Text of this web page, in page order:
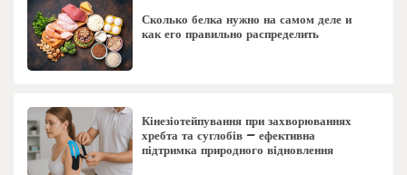
Сколько белка нужно на самом деле и
как его правильно распределить
Кінезіотейпування при захворюваннях
хребта та суглобів – ефективна
підтримка природного відновлення